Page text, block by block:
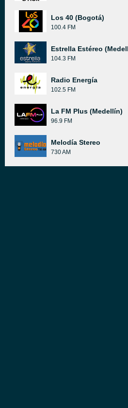
Los 40 (Bogotá)
100.4 FM
Estrella Estéreo
104.3 FM
Radio Energía
102.5 FM
La FM Plus (Medellín)
96.9 FM
Melodía Stereo
730 AM